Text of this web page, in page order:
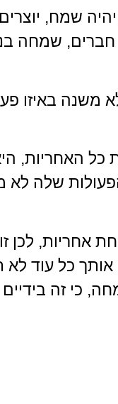
שמח, יוצרים
שמחה
משנה באיזו
האחריות,
שלה
לכן זו
כל עוד לא
כי זה